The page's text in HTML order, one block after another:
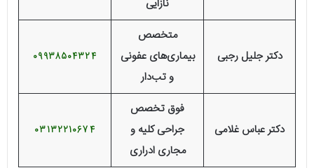
نازایی
دکتر جلیل رجبی
متخصص
بیماری‌های عفونی
و تب‌دار
09938504324
دکتر عباس غلامی
فوق تخصص
جراحی کلیه و
مجاری ادراری
03132210674